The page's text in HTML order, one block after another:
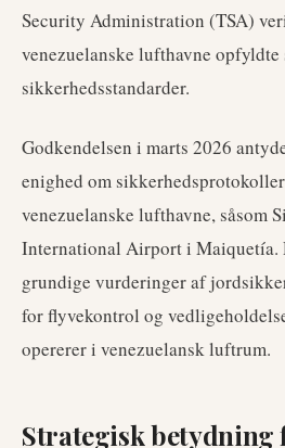
Security Administration (TSA)
venezuelanske lufthavne
sikkerhedsstandarder.
Godkendelsen i marts 2026
enighed om
venezuelanske lufthavne, såsom
International Airport i Maiquetía.
grundige vurderinger af
for flyvekontrol og
opererer i venezuelansk luftrum.
Strategisk betydning